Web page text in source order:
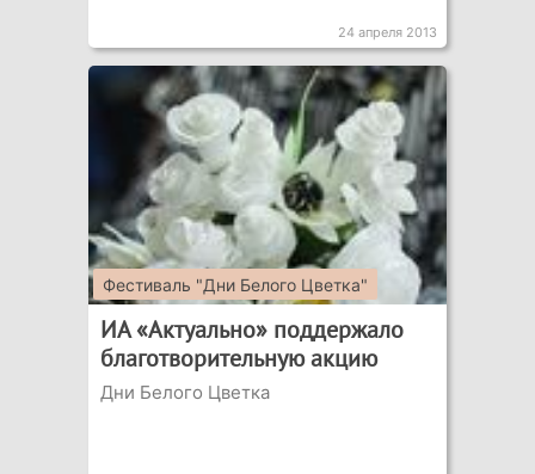
24 апреля 2013
Фестиваль "Дни Белого Цветка"
ИА «Актуально» поддержало
благотворительную акцию
Дни Белого Цветка